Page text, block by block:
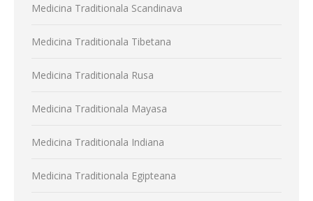
Medicina Traditionala Scandinava
Medicina Traditionala Tibetana
Medicina Traditionala Rusa
Medicina Traditionala Mayasa
Medicina Traditionala Indiana
Medicina Traditionala Egipteana